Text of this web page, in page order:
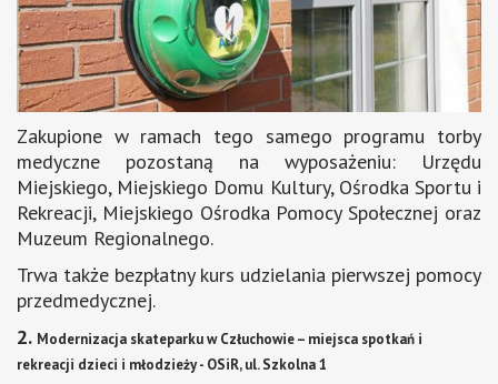
Zakupione w ramach tego samego programu torby
medyczne pozostaną na wyposażeniu: Urzędu
Miejskiego, Miejskiego Domu Kultury, Ośrodka Sportu i
Rekreacji, Miejskiego Ośrodka Pomocy Społecznej oraz
Muzeum Regionalnego.
Trwa także bezpłatny kurs udzielania pierwszej pomocy
przedmedycznej.
2. Modernizacja skateparku w Człuchowie – miejsca spotkań i
rekreacji dzieci i młodzieży - OSiR, ul. Szkolna 1